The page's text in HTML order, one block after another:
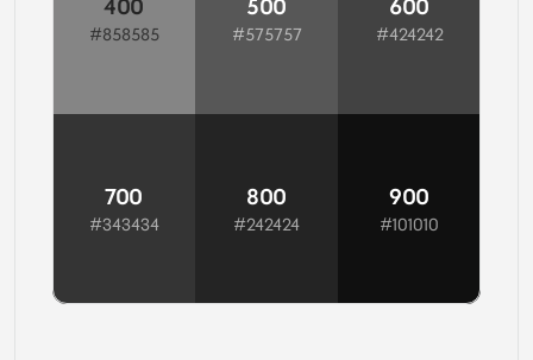
400
#858585
500
#575757
600
#424242
700
#343434
800
#242424
900
#101010